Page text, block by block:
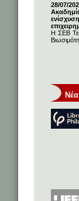
28/07/
Η ΣΕΒ
Νέα